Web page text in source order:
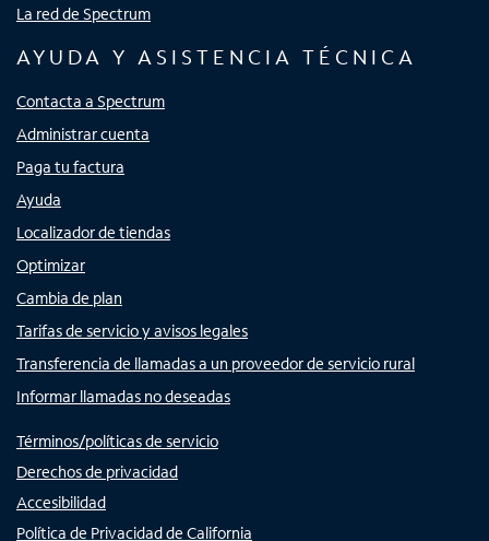
La red de Spectrum
AYUDA Y ASISTENCIA TÉCNICA
Contacta a Spectrum
Administrar cuenta
Paga tu factura
Ayuda
Localizador de tiendas
Optimizar
Cambia de plan
Tarifas de servicio y avisos legales
Transferencia de llamadas a un proveedor de servicio rural
Informar llamadas no deseadas
Términos/políticas de servicio
Derechos de privacidad
Accesibilidad
Política de Privacidad de California